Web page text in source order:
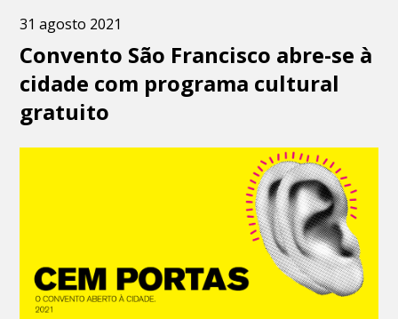
31 agosto 2021
Convento São Francisco abre-se à
cidade com programa cultural
gratuito